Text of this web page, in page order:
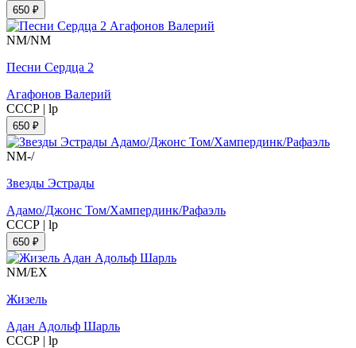
650 ₽
NM/NM
Песни Сердца 2
Агафонов Валерий
СССР | lp
650 ₽
NM-/
Звезды Эстрады
Адамо/Джонс Том/Хампердинк/Рафаэль
СССР | lp
650 ₽
NM/EX
Жизель
Адан Адольф Шарль
СССР | lp